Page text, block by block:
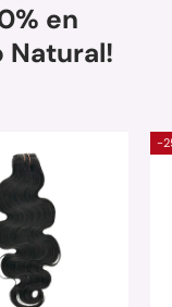
en
Natural!
-